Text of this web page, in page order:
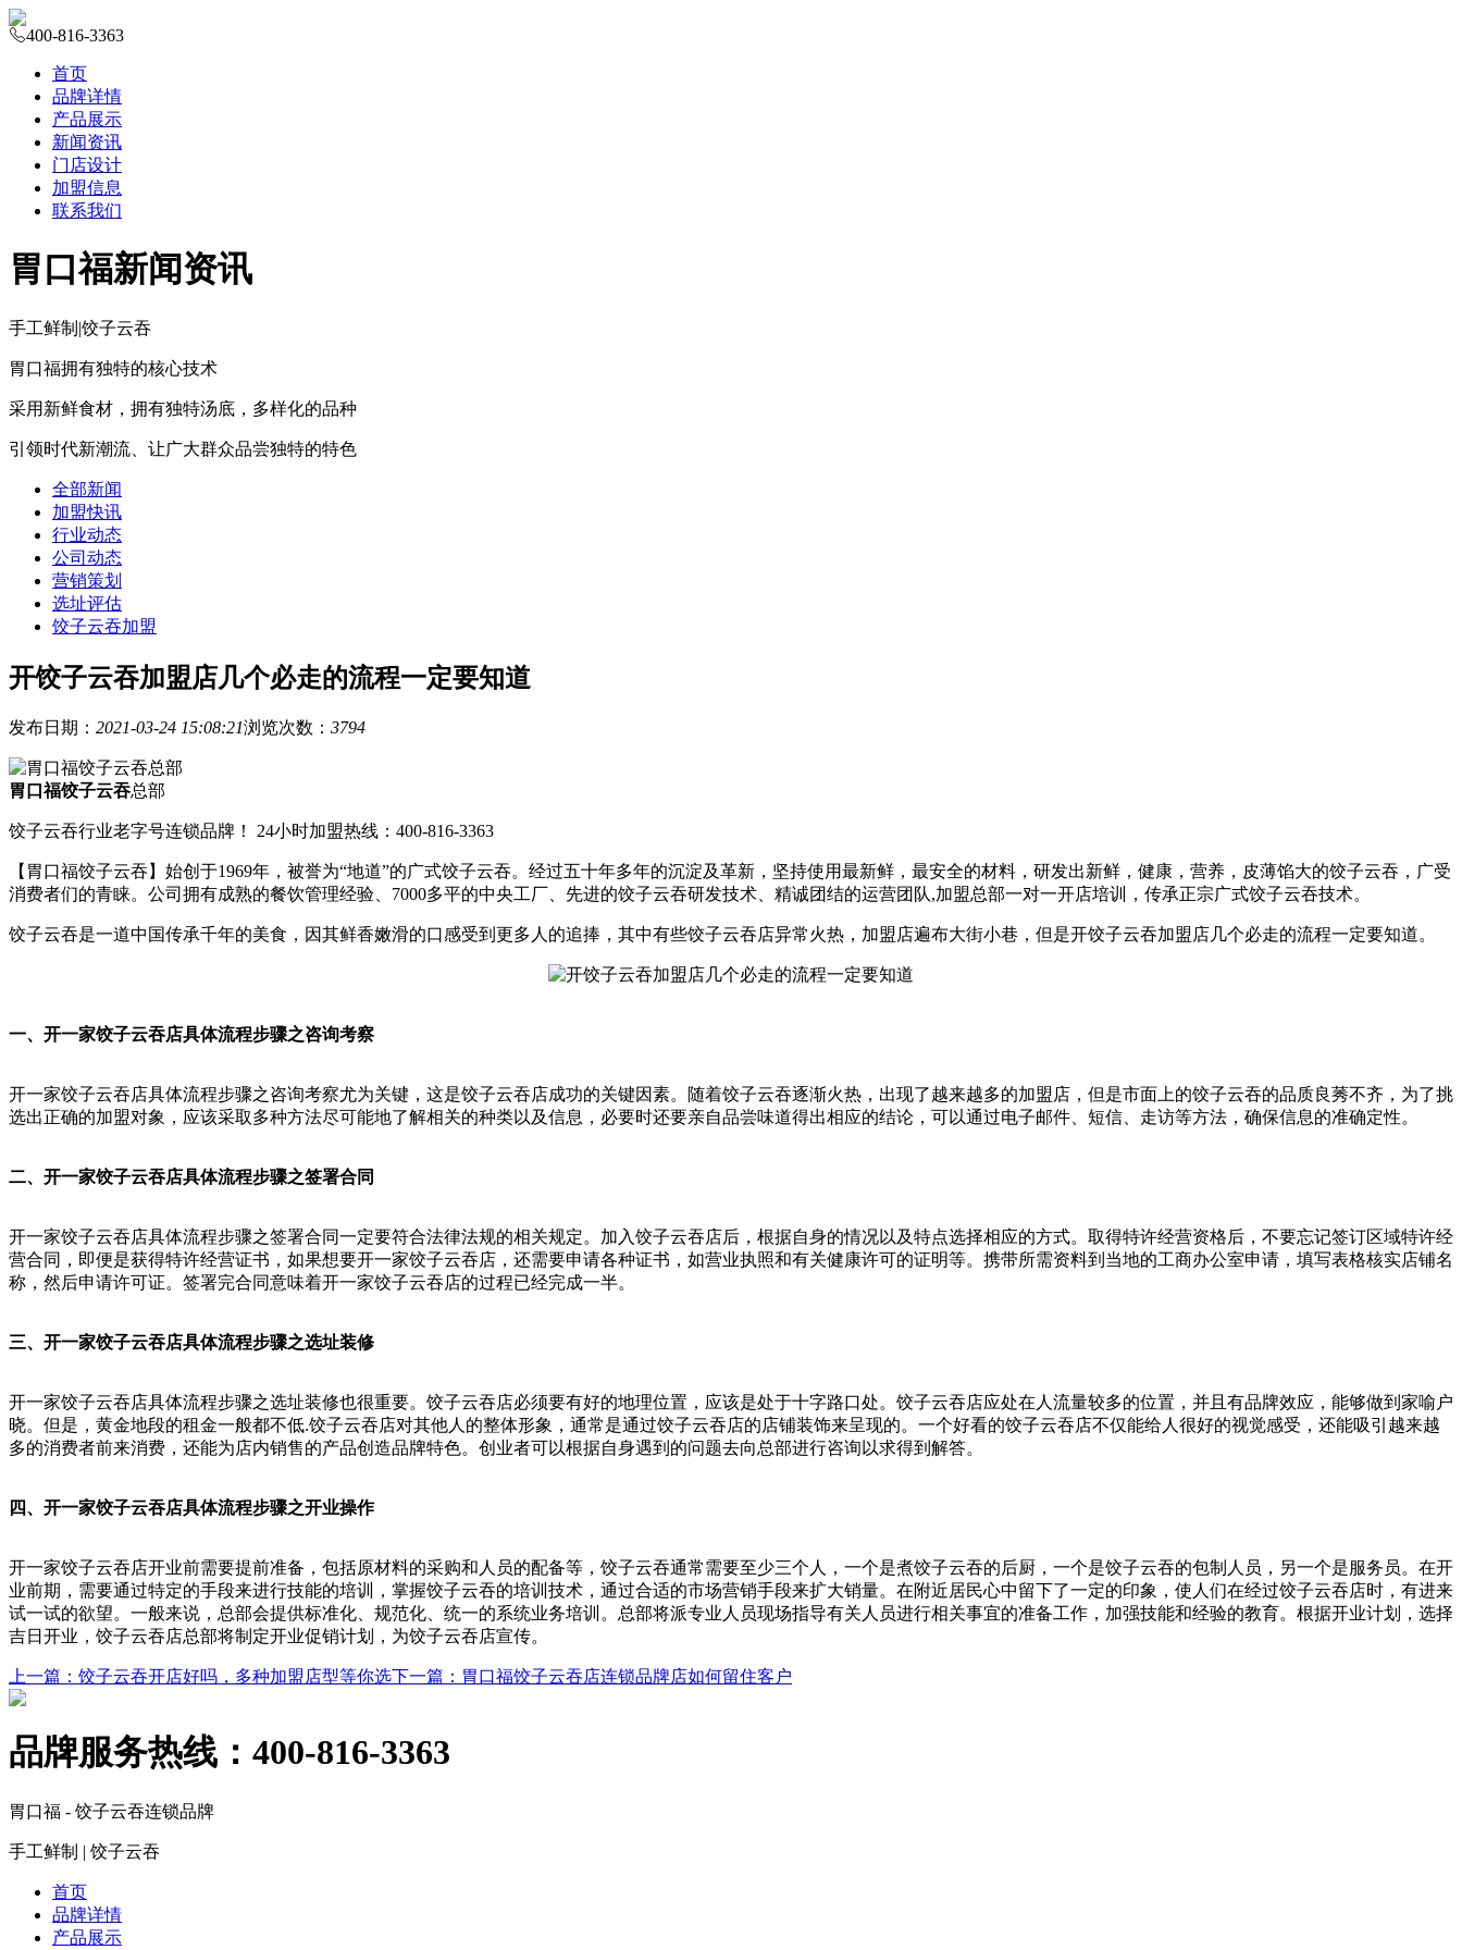
400-816-3363
首页
品牌详情
产品展示
新闻资讯
门店设计
加盟信息
联系我们
胃口福新闻资讯
手工鲜制 |饺子云吞
胃口福拥有独特的核心技术
采用新鲜食材，拥有独特汤底，多样化的品种
引领时代新潮流、让广大群众品尝独特的特色
全部新闻
加盟快讯
行业动态
公司动态
营销策划
选址评估
饺子云吞加盟
开饺子云吞加盟店几个必走的流程一定要知道
发布日期： 2021-03-24 15:08:21浏览次数： 3794
胃口福饺子云吞总部
饺子云吞行业老字号连锁品牌！ 24小时加盟热线：400-816-3363
【胃口福饺子云吞】始创于1969年，被誉为“地道”的广式饺子云吞。经过五十年多年的沉淀及革新，坚持使用最新鲜，最安全的材料，研发出新鲜，健康，营养，皮薄馅大的饺子云吞，广受
消费者们的青睐。公司拥有成熟的餐饮管理经验、7000多平的中央工厂、先进的饺子云吞研发技术、精诚团结的运营团队,加盟总部一对一开店培训，传承正宗广式饺子云吞技术。
饺子云吞是一道中国传承千年的美食，因其鲜香嫩滑的口感受到更多人的追捧，其中有些饺子云吞店异常火热，加盟店遍布大街小巷，但是开饺子云吞加盟店几个必走的流程一定要知道。
一、开一家饺子云吞店具体流程步骤之咨询考察
开一家饺子云吞店具体流程步骤之咨询考察尤为关键，这是饺子云吞店成功的关键因素。随着饺子云吞逐渐火热，出现了越来越多的加盟店，但是市面上的饺子云吞的品质良莠不齐，为了挑
选出正确的加盟对象，应该采取多种方法尽可能地了解相关的种类以及信息，必要时还要亲自品尝味道得出相应的结论，可以通过电子邮件、短信、走访等方法，确保信息的准确定性。
二、开一家饺子云吞店具体流程步骤之签署合同
开一家饺子云吞店具体流程步骤之签署合同一定要符合法律法规的相关规定。加入饺子云吞店后，根据自身的情况以及特点选择相应的方式。取得特许经营资格后，不要忘记签订区域特许经
营合同，即便是获得特许经营证书，如果想要开一家饺子云吞店，还需要申请各种证书，如营业执照和有关健康许可的证明等。携带所需资料到当地的工商办公室申请，填写表格核实店铺名
称，然后申请许可证。签署完合同意味着开一家饺子云吞店的过程已经完成一半。
三、开一家饺子云吞店具体流程步骤之选址装修
开一家饺子云吞店具体流程步骤之选址装修也很重要。饺子云吞店必须要有好的地理位置，应该是处于十字路口处。饺子云吞店应处在人流量较多的位置，并且有品牌效应，能够做到家喻户
晓。但是，黄金地段的租金一般都不低.饺子云吞店对其他人的整体形象，通常是通过饺子云吞店的店铺装饰来呈现的。一个好看的饺子云吞店不仅能给人很好的视觉感受，还能吸引越来越
多的消费者前来消费，还能为店内销售的产品创造品牌特色。创业者可以根据自身遇到的问题去向总部进行咨询以求得到解答。
四、开一家饺子云吞店具体流程步骤之开业操作
开一家饺子云吞店开业前需要提前准备，包括原材料的采购和人员的配备等，饺子云吞通常需要至少三个人，一个是煮饺子云吞的后厨，一个是饺子云吞的包制人员，另一个是服务员。在开
业前期，需要通过特定的手段来进行技能的培训，掌握饺子云吞的培训技术，通过合适的市场营销手段来扩大销量。在附近居民心中留下了一定的印象，使人们在经过饺子云吞店时，有进来
试一试的欲望。一般来说，总部会提供标准化、规范化、统一的系统业务培训。总部将派专业人员现场指导有关人员进行相关事宜的准备工作，加强技能和经验的教育。根据开业计划，选择
吉日开业，饺子云吞店总部将制定开业促销计划，为饺子云吞店宣传。
上一篇 ：饺子云吞开店好吗，多种加盟店型等你选下一篇 ：胃口福饺子云吞店连锁品牌店如何留住客户
品牌服务热线： 400-816-3363
胃口福 - 饺子云吞连锁品牌
手工鲜制 | 饺子云吞
首页
品牌详情
产品展示